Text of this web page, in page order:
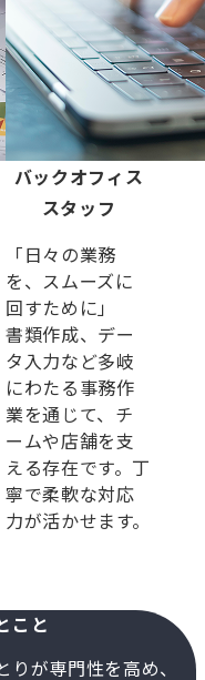
バックオフィス
スタッフ
「日々の業務
を、スムーズに
回すために」
書類作成、デー
タ入力など多岐
にわたる事務作
業を通じて、チ
ームや店舗を支
える存在です。丁
寧で柔軟な対応
力が活かせます。
こと
が専門性を高め、